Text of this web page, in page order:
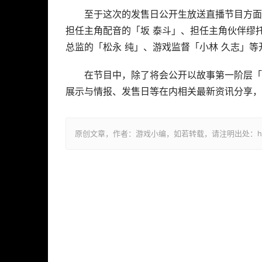
至于这次的发售日公开生放送直播节目方
担任主角配音的「坂 泰斗」、担任主角伙伴
总监的「松永 纯」、游戏监督「小林 久志」等
在节目中，除了将会公开以故事第一阶层
展示与情报、发售日等在内相关最新资讯分享
原创文章，作者：游戏小编，如若转载，请注明出